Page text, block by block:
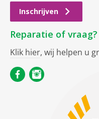
Inschrijven
Reparatie of vraag?
Klik hier, wij helpen u